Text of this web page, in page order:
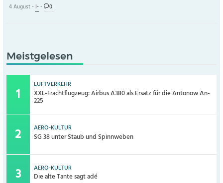
4 August - I-- 0
Meistgelesen
LUFTVERKEHR
XXL-Frachtflugzeug: Airbus A380 als Ersatz für die Antonow An-
225
AERO-KULTUR
SG 38 unter Staub und Spinnweben
AERO-KULTUR
Die alte Tante sagt adé